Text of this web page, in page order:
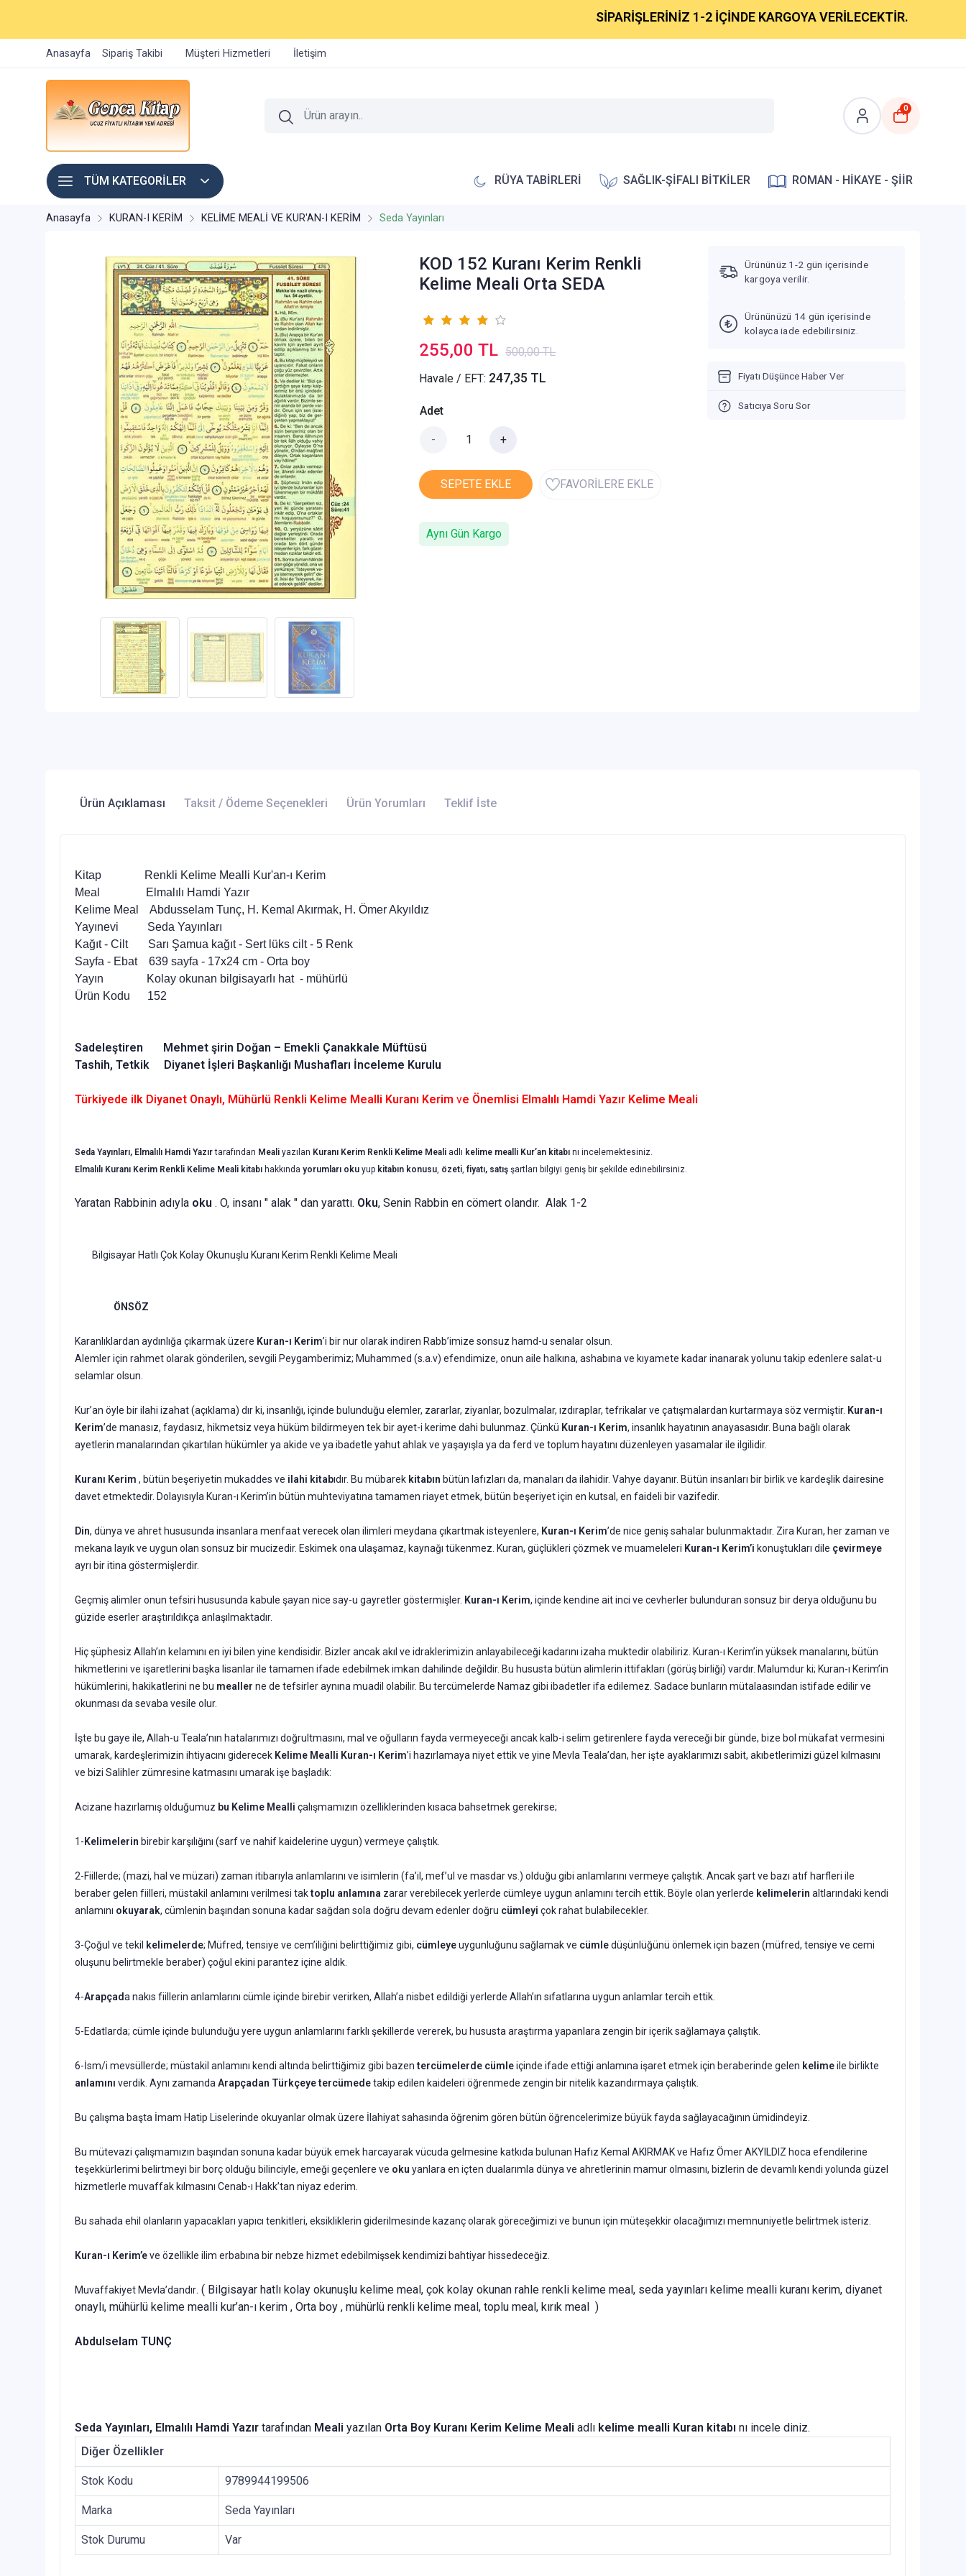
SİPARİŞLERİNİZ 1-2 İÇİNDE KARGOYA VERİLECEKTİR.
Anasayfa Sipariş Takibi Müşteri Hizmetleri İletişim
0
TÜM KATEGORİLER RÜYA TABİRLERİ SAĞLIK-ŞİFALI BİTKİLER ROMAN - HİKAYE - ŞİİR
Anasayfa KURAN-I KERİM KELİME MEALİ VE KUR'AN-I KERİM Seda Yayınları
KOD 152 Kuranı Kerim Renkli
Kelime Meali Orta SEDA
255,00 TL 500,00 TL
Havale / EFT: 247,35 TL
Adet
- +
SEPETE EKLE FAVORİLERE EKLE
Aynı Gün Kargo
Ürününüz 1-2 gün içerisinde
kargoya verilir.
Ürününüzü 14 gün içerisinde
kolayca iade edebilirsiniz.
Fiyatı Düşünce Haber Ver
Satıcıya Soru Sor
Ürün Açıklaması Taksit / Ödeme Seçenekleri Ürün Yorumları Teklif İste
Kitap Renkli Kelime Mealli Kur'an-ı Kerim
Meal Elmalılı Hamdi Yazır
Kelime Meal Abdusselam Tunç, H. Kemal Akırmak, H. Ömer Akyıldız
Yayınevi Seda Yayınları
Kağıt - Cilt Sarı Şamua kağıt - Sert lüks cilt - 5 Renk
Sayfa - Ebat 639 sayfa - 17x24 cm - Orta boy
Yayın Kolay okunan bilgisayarlı hat - mühürlü
Ürün Kodu 152
Sadeleştiren Mehmet şirin Doğan – Emekli Çanakkale Müftüsü
Tashih, Tetkik Diyanet İşleri Başkanlığı Mushafları İnceleme Kurulu
Türkiyede ilk Diyanet Onaylı, Mühürlü Renkli Kelime Mealli Kuranı Kerim ve Önemlisi Elmalılı Hamdi Yazır Kelime Meali
Seda Yayınları, Elmalılı Hamdi Yazırtarafından Meali yazılan Kuranı Kerim Renkli Kelime Meali adlı kelime mealli Kur’an kitabı nı incelemektesiniz.
Elmalılı Kuranı Kerim Renkli Kelime Meali kitabı hakkında yorumları oku yup kitabın konusu, özeti, fiyatı, satış şartları bilgiyi geniş bir şekilde edinebilirsiniz.
Yaratan Rabbinin adıyla oku . O, insanı " alak " dan yarattı. Oku, Senin Rabbin en cömert olandır. Alak 1-2
Bilgisayar Hatlı Çok Kolay Okunuşlu Kuranı Kerim Renkli Kelime Meali
ÖNSÖZ
Karanlıklardan aydınlığa çıkarmak üzere Kuran-ı Kerim’i bir nur olarak indiren Rabb’imize sonsuz hamd-u senalar olsun.
Alemler için rahmet olarak gönderilen, sevgili Peygamberimiz; Muhammed (s.a.v) efendimize, onun aile halkına, ashabına ve kıyamete kadar inanarak yolunu takip edenlere salat-u
selamlar olsun.
Kur’an öyle bir ilahi izahat (açıklama) dır ki, insanlığı, içinde bulunduğu elemler, zararlar, ziyanlar, bozulmalar, ızdıraplar, tefrikalar ve çatışmalardan kurtarmaya söz vermiştir. Kuran-ı
Kerim’de manasız, faydasız, hikmetsiz veya hüküm bildirmeyen tek bir ayet-i kerime dahi bulunmaz. Çünkü Kuran-ı Kerim, insanlık hayatının anayasasıdır. Buna bağlı olarak
ayetlerin manalarından çıkartılan hükümler ya akide ve ya ibadetle yahut ahlak ve yaşayışla ya da ferd ve toplum hayatını düzenleyen yasamalar ile ilgilidir.
Kuranı Kerim , bütün beşeriyetin mukaddes ve ilahi kitabıdır. Bu mübarek kitabın bütün lafızları da, manaları da ilahidir. Vahye dayanır. Bütün insanları bir birlik ve kardeşlik dairesine
davet etmektedir. Dolayısıyla Kuran-ı Kerim’in bütün muhteviyatına tamamen riayet etmek, bütün beşeriyet için en kutsal, en faideli bir vazifedir.
Din, dünya ve ahret hususunda insanlara menfaat verecek olan ilimleri meydana çıkartmak isteyenlere, Kuran-ı Kerim’de nice geniş sahalar bulunmaktadır. Zira Kuran, her zaman ve
mekana layık ve uygun olan sonsuz bir mucizedir. Eskimek ona ulaşamaz, kaynağı tükenmez. Kuran, güçlükleri çözmek ve muameleleri Kuran-ı Kerim’i konuştukları dile çevirmeye
ayrı bir itina göstermişlerdir.
Geçmiş alimler onun tefsiri hususunda kabule şayan nice say-u gayretler göstermişler. Kuran-ı Kerim, içinde kendine ait inci ve cevherler bulunduran sonsuz bir derya olduğunu bu
güzide eserler araştırıldıkça anlaşılmaktadır.
Hiç şüphesiz Allah’ın kelamını en iyi bilen yine kendisidir. Bizler ancak akıl ve idraklerimizin anlayabileceği kadarını izaha muktedir olabiliriz. Kuran-ı Kerim’in yüksek manalarını, bütün
hikmetlerini ve işaretlerini başka lisanlar ile tamamen ifade edebilmek imkan dahilinde değildir. Bu hususta bütün alimlerin ittifakları (görüş birliği) vardır. Malumdur ki; Kuran-ı Kerim’in
hükümlerini, hakikatlerini ne bu mealler ne de tefsirler aynına muadil olabilir. Bu tercümelerde Namaz gibi ibadetler ifa edilemez. Sadace bunların mütalaasından istifade edilir ve
okunması da sevaba vesile olur.
İşte bu gaye ile, Allah-u Teala’nın hatalarımızı doğrultmasını, mal ve oğulların fayda vermeyeceği ancak kalb-i selim getirenlere fayda vereceği bir günde, bize bol mükafat vermesini
umarak, kardeşlerimizin ihtiyacını giderecek Kelime Mealli Kuran-ı Kerim’i hazırlamaya niyet ettik ve yine Mevla Teala’dan, her işte ayaklarımızı sabit, akıbetlerimizi güzel kılmasını
ve bizi Salihler zümresine katmasını umarak işe başladık:
Acizane hazırlamış olduğumuz bu Kelime Mealli çalışmamızın özelliklerinden kısaca bahsetmek gerekirse;
1-Kelimelerin birebir karşılığını (sarf ve nahif kaidelerine uygun) vermeye çalıştık.
2-Fiillerde; (mazi, hal ve müzari) zaman itibarıyla anlamlarını ve isimlerin (fa’il, mef’ul ve masdar vs.) olduğu gibi anlamlarını vermeye çalıştık. Ancak şart ve bazı atıf harfleri ile
beraber gelen fiilleri, müstakil anlamını verilmesi taktoplu anlamına zarar verebilecek yerlerde cümleye uygun anlamını tercih ettik. Böyle olan yerlerde kelimelerin altlarındaki kendi
anlamını okuyarak, cümlenin başından sonuna kadar sağdan sola doğru devam edenler doğru cümleyi çok rahat bulabilecekler.
3-Çoğul ve tekil kelimelerde; Müfred, tensiye ve cem’iliğini belirttiğimiz gibi, cümleyeuygunluğunu sağlamak ve cümledüşünlüğünü önlemek için bazen (müfred, tensiye ve cemi
oluşunu belirtmekle beraber) çoğul ekini parantez içine aldık.
4-Arapçada nakıs fiillerin anlamlarını cümle içinde birebir verirken, Allah’a nisbet edildiği yerlerde Allah’ın sıfatlarına uygun anlamlar tercih ettik.
5-Edatlarda; cümle içinde bulunduğu yere uygun anlamlarını farklı şekillerde vererek, bu hususta araştırma yapanlara zengin bir içerik sağlamaya çalıştık.
6-İsm/i mevsüllerde; müstakil anlamını kendi altında belirttiğimiz gibi bazentercümelerde cümleiçinde ifade ettiği anlamına işaret etmek için beraberinde gelen kelimeile birlikte
anlamını verdik. Aynı zamanda Arapçadan Türkçeye tercümedetakip edilen kaideleri öğrenmede zengin bir nitelik kazandırmaya çalıştık.
Bu çalışma başta İmam Hatip Liselerinde okuyanlar olmak üzere İlahiyat sahasında öğrenim gören bütün öğrencelerimize büyük fayda sağlayacağının ümidindeyiz.
Bu mütevazi çalışmamızın başından sonuna kadar büyük emek harcayarak vücuda gelmesine katkıda bulunan Hafız Kemal AKIRMAK ve Hafız Ömer AKYILDIZ hoca efendilerine
teşekkürlerimi belirtmeyi bir borç olduğu bilinciyle, emeği geçenlere ve oku yanlara en içten dualarımla dünya ve ahretlerinin mamur olmasını, bizlerin de devamlı kendi yolunda güzel
hizmetlerle muvaffak kılmasını Cenab-ı Hakk’tan niyaz ederim.
Bu sahada ehil olanların yapacakları yapıcı tenkitleri, eksikliklerin giderilmesinde kazanç olarak göreceğimizi ve bunun için müteşekkir olacağımızı memnuniyetle belirtmek isteriz.
Kuran-ı Kerim’eve özellikle ilim erbabına bir nebze hizmet edebilmişsek kendimizi bahtiyar hissedeceğiz.
Muvaffakiyet Mevla’dandır. ( Bilgisayar hatlı kolay okunuşlu kelime meal, çok kolay okunan rahle renkli kelime meal, seda yayınları kelime mealli kuranı kerim, diyanet
onaylı, mühürlü kelime mealli kur’an-ı kerim , Orta boy , mühürlü renkli kelime meal, toplu meal, kırık meal )
Abdulselam TUNÇ
Seda Yayınları, Elmalılı Hamdi Yazır tarafından Meali yazılan Orta Boy Kuranı Kerim Kelime Meali adlı kelime mealli Kuran kitabı nı incele diniz.
Diğer Özellikler
Stok Kodu 9789944199506
Marka Seda Yayınları
Stok Durumu Var